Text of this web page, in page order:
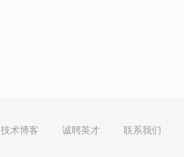
技术博客 诚聘英才 联系我们